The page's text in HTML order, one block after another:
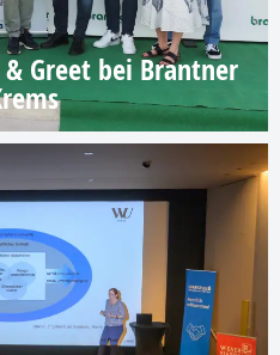
Greet bei Brantner